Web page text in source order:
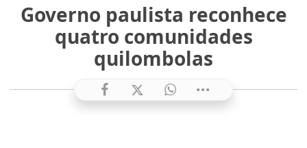
Governo paulista reconhece
quatro comunidades
quilombolas